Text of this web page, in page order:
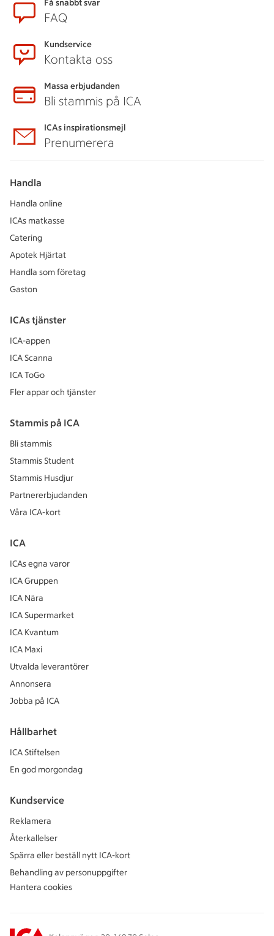
Få snabbt svar
FAQ
Kundservice
Kontakta oss
Massa erbjudanden
Bli stammis på ICA
ICAs inspirationsmejl
Prenumerera
Handla
Handla online
ICAs matkasse
Catering
Apotek Hjärtat
Handla som företag
Gaston
ICAs tjänster
ICA-appen
ICA Scanna
ICA ToGo
Fler appar och tjänster
Stammis på ICA
Bli stammis
Stammis Student
Stammis Husdjur
Partnererbjudanden
Våra ICA-kort
ICA
ICAs egna varor
ICA Gruppen
ICA Nära
ICA Supermarket
ICA Kvantum
ICA Maxi
Utvalda leverantörer
Annonsera
Jobba på ICA
Hållbarhet
ICA Stiftelsen
En god morgondag
Kundservice
Reklamera
Återkallelser
Spärra eller beställ nytt ICA-kort
Behandling av personuppgifter
Hantera cookies